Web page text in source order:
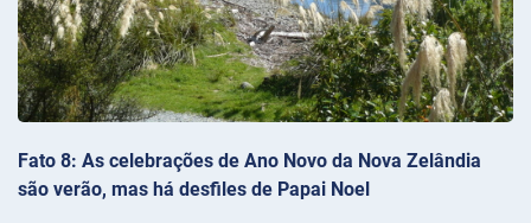
Fato 8: As celebrações de Ano Novo da Nova Zelândia
são verão, mas há desfiles de Papai Noel